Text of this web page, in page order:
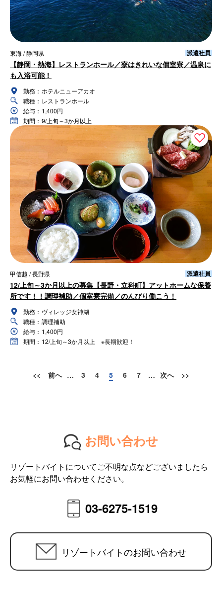
東海 / 静岡県 派遣社員
【静岡・熱海】レストランホール／寮はきれいな個室寮／温泉に
も入浴可能！
勤務： ホテルニューアカオ
職種： レストランホール
給与： 1,400円
期間： 9/上旬～3か月以上
甲信越 / 長野県 派遣社員
12/上旬～3か月以上の募集【長野・立科町】アットホームな保養
所です！！調理補助／個室寮完備／のんびり働こう！
勤務： ヴィレッジ女神湖
職種： 調理補助
給与： 1,400円
期間： 12/上旬～3か月以上 ※長期歓迎！
<< 前へ … 3 4 5 6 7 … 次へ >>
お問い合わせ
リゾートバイトについてご不明な点などございましたら
お気軽にお問い合わせください。
03-6275-1519
リゾートバイトのお問い合わせ